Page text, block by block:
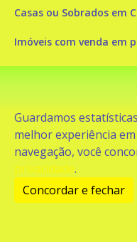
Guardamos
melhor experiência
navegação, você
privacidade.
Concordar e fechar
Casas ou Sobrados em
Imóveis com venda em
Imóveis com Vista para
Casa com piscina
Apartamento com
Condomínio fechado